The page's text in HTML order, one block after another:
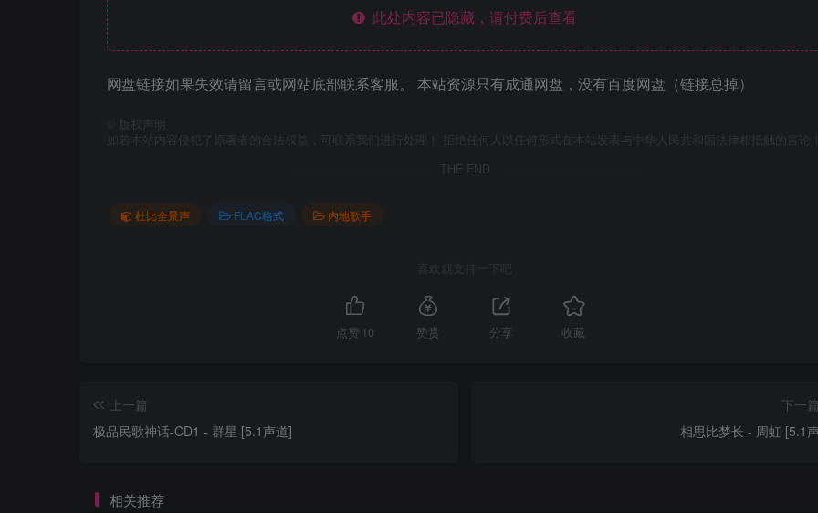
此处内容已隐藏，请付费后查看
网盘链接如果失效请留言或网站底部联系客服。 本站资源只有成通网盘，没有百度网盘（链接总掉）
版权声明
如若本站内容侵犯了原著者的合法权益，可联系我们进行处理！ 拒绝任何人以任何形式在本站发表与中华人民共和国法律相抵触的言论
THE END
杜比全景声 FLAC格式 内地歌手
喜欢就支持一下吧
点赞 10 赞赏 分享 收藏
上一篇
极品民歌神话-CD1 - 群星 [5.1声道]
下一
相思比梦长 - 周虹 [5.1
相关推荐